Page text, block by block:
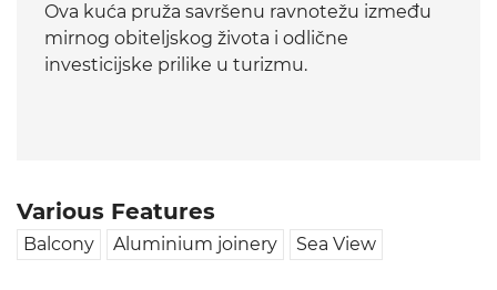
Ova kuća pruža savršenu ravnotežu između
mirnog obiteljskog života i odlične
investicijske prilike u turizmu.
Various Features
Balcony Aluminium joinery Sea View